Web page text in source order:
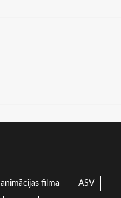
animācijas filma ASV